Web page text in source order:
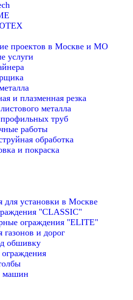
проектов в Москве и МО
услуги
и плазменная резка
металла
труб
работы
обработка
и покраска
для установки в Москве
"CLASSIC"
ограждения "ELITE"
газонов и дорог
обшивку
машин